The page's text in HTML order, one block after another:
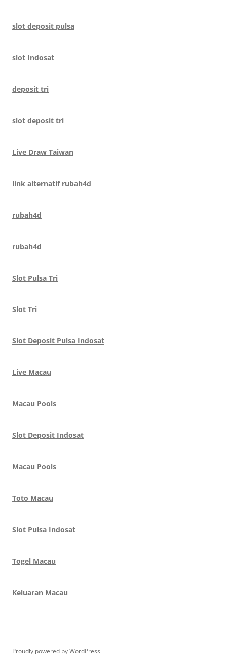
slot deposit pulsa
slot Indosat
deposit tri
slot deposit tri
Live Draw Taiwan
link alternatif rubah4d
rubah4d
rubah4d
Slot Pulsa Tri
Slot Tri
Slot Deposit Pulsa Indosat
Live Macau
Macau Pools
Slot Deposit Indosat
Macau Pools
Toto Macau
Slot Pulsa Indosat
Togel Macau
Keluaran Macau
Proudly powered by WordPress